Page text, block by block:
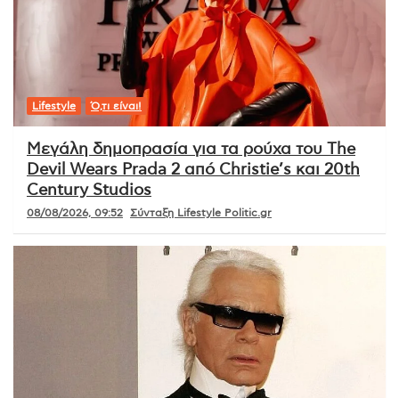
Lifestyle Ό,τι είναι!
Μεγάλη δημοπρασία για τα ρούχα του The
Devil Wears Prada 2 από Christie’s και 20th
Century Studios
08/08/2026, 09:52 Σύνταξη Lifestyle Politic.gr